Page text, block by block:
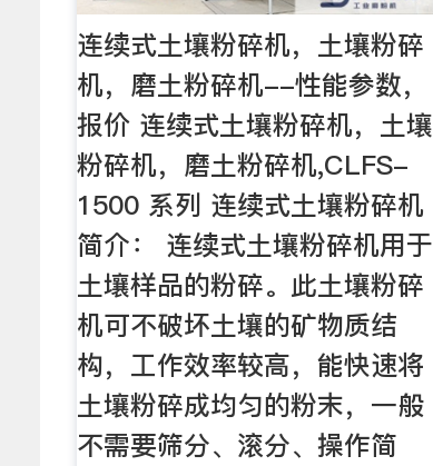
连续式土壤粉碎机，土壤粉碎
机，磨土粉碎机--性能参数，
报价 连续式土壤粉碎机，土壤
粉碎机，磨土粉碎机,CLFS-
1500 系列 连续式土壤粉碎机
简介： 连续式土壤粉碎机用于
土壤样品的粉碎。此土壤粉碎
机可不破坏土壤的矿物质结
构，工作效率较高，能快速将
土壤粉碎成均匀的粉末，一般
不需要筛分、滚分、操作简